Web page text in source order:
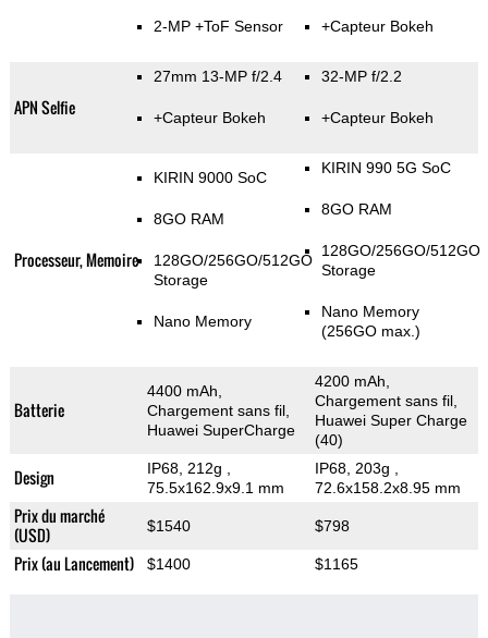
2-MP +ToF Sensor +Capteur Bokeh
APN Selfie
27mm 13-MP f/2.4
+Capteur Bokeh
32-MP f/2.2
+Capteur Bokeh
Processeur, Memoire
KIRIN 9000 SoC
8GO RAM
128GO/256GO/512GO
Storage
Nano Memory
KIRIN 990 5G SoC
8GO RAM
128GO/256GO/512GO
Storage
Nano Memory
(256GO max.)
Batterie
4400 mAh,
Chargement sans fil,
Huawei SuperCharge
4200 mAh,
Chargement sans fil,
Huawei Super Charge
(40)
Design IP68, 212g
75.5x162.9x9.1 mm
IP68, 203g
72.6x158.2x8.95 mm
Prix du marché
(USD)
$1540 $798
Prix (au Lancement) $1400 $1165